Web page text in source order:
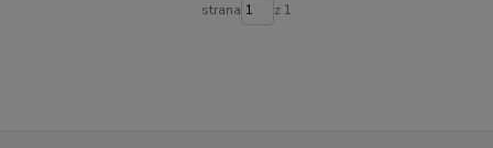
strana z 1